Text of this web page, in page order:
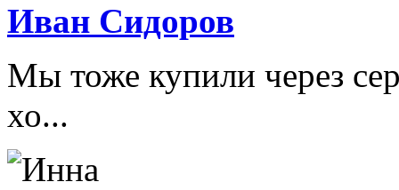
Иван Сидоров
Мы тоже купили через
хо...